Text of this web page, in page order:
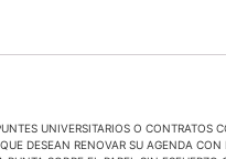
UNIVERSITARIOS O CONTRATOS
DESEAN RENOVAR SU AGENDA CON